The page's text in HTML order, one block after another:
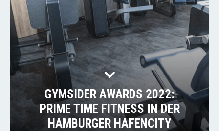
GYMSIDER AWARDS 2022:
PRIME TIME FITNESS IN DER
HAMBURGER HAFENCITY